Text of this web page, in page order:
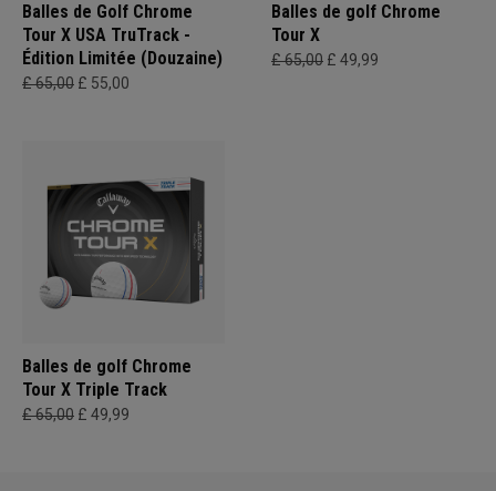
Balles de Golf Chrome
Tour X USA TruTrack -
Édition Limitée (Douzaine)
£ 65,00 £ 55,00
Balles de golf Chrome
Tour X
£ 65,00 £ 49,99
Balles de golf Chrome
Tour X Triple Track
£ 65,00 £ 49,99